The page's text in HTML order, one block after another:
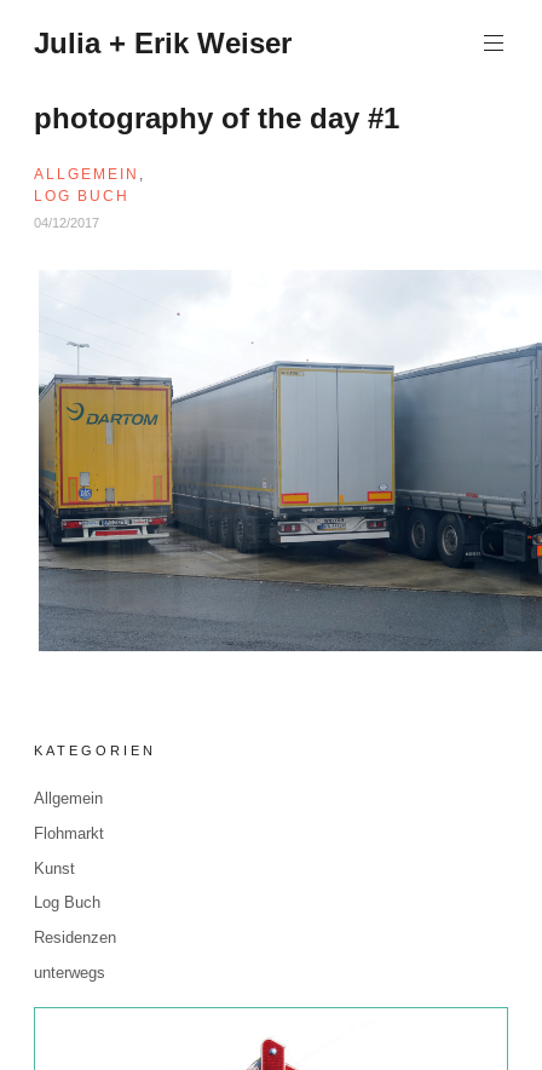
Inhalt
Julia + Erik Weiser
photography of the day #1
ALLGEMEIN ,
LOG BUCH
04/12/2017
KATEGORIEN
Allgemein
Flohmarkt
Kunst
Log Buch
Residenzen
unterwegs